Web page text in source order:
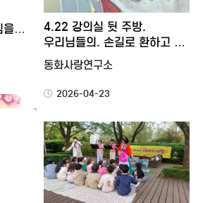
4.22 강의실 뒷 주방.
우리님들의. 손길로 환하고 …
동화사랑연구소
2026-04-23
을